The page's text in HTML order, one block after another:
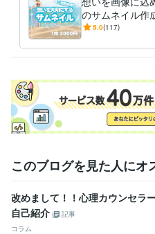
受賞歴
ココナラデビュー ココナラプラ
達成
保育士 取得年 : 2001年
幼稚園教諭免許 取得年 : 2001年
認定ベビーシッター 取得年 :
児童発達支援士 取得年 : 2024年
VLLO:3年 Canva:3年
得意分野
悩み相談・カウンセリング ☆コミ
しむ世界♡ ♡特性も神様からの贈
だからこそ悩む♡
のサムネイル作
vaで！丁寧かつ
5.0(117)
このブログを見た人にオ
改めまして！！心理カウンセラ
自己紹介
記事
コラム